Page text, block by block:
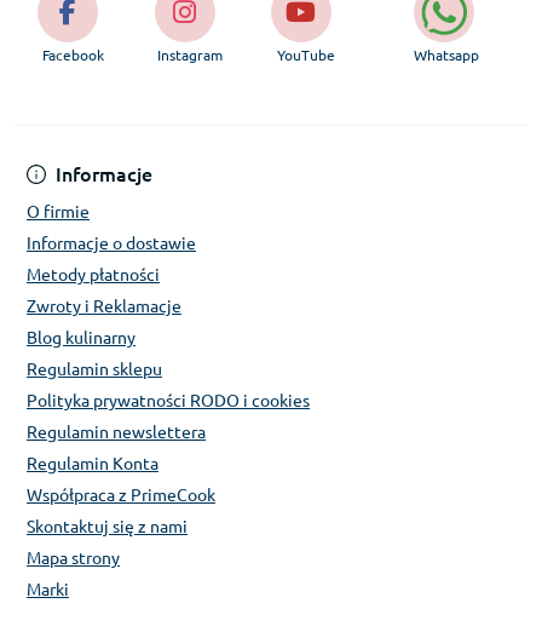
Informacje
O firmie
Informacje o dostawie
Metody płatności
Zwroty i Reklamacje
Blog kulinarny
Regulamin sklepu
Polityka prywatności RODO i cookies
Regulamin newslettera
Regulamin Konta
Współpraca z PrimeCook
Skontaktuj się z nami
Mapa strony
Marki
Facebook Instagram YouTube Whatsapp